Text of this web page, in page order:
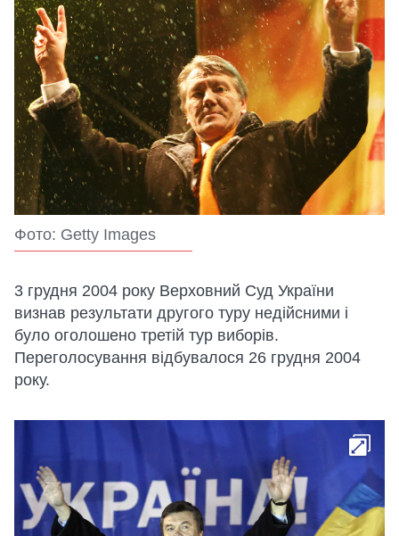
Фото: Getty Images
3 грудня 2004 року Верховний Суд України
визнав результати другого туру недійсними і
було оголошено третій тур виборів.
Переголосування відбувалося 26 грудня 2004
року.